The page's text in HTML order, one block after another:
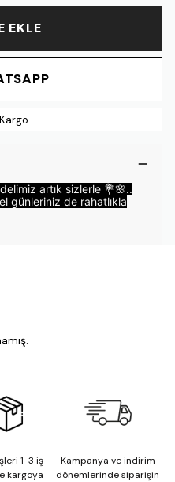
EKLE
artık sizlerle 💐🌸..
günleriniz de rahatlıkla
1-3 iş
kargoya
Kampanya ve indirim
dönemlerinde siparişin